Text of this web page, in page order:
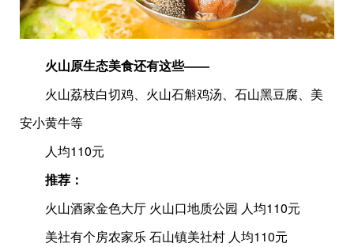
火山原生态美食还有这些——
火山荔枝白切鸡、火山石斛鸡汤、石山黑豆腐、美
安小黄牛等
人均110元
推荐：
火山酒家金色大厅 火山口地质公园 人均110元
美社有个房农家乐 石山镇美社村 人均110元